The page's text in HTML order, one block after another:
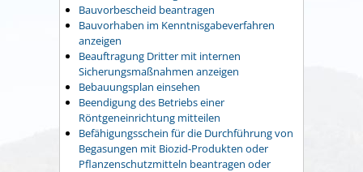
Bauvorbescheid beantragen
Bauvorhaben im Kenntnisgabeverfahren
anzeigen
Beauftragung Dritter mit internen
Sicherungsmaßnahmen anzeigen
Bebauungsplan einsehen
Beendigung des Betriebs einer
Röntgeneinrichtung mitteilen
Befähigungsschein für die Durchführung von
Begasungen mit Biozid-Produkten oder
Pflanzenschutzmitteln beantragen oder